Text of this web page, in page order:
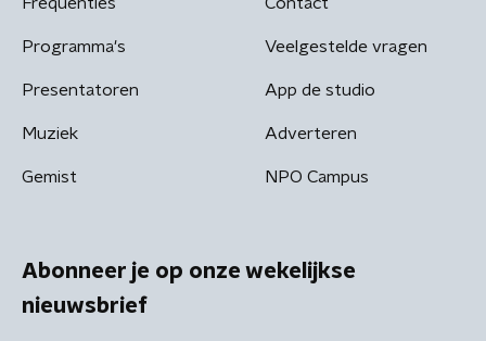
Programma's
Presentatoren
Muziek
Gemist
Veelgestelde vragen
App de studio
Adverteren
NPO Campus
Abonneer je op onze wekelijkse
nieuwsbrief